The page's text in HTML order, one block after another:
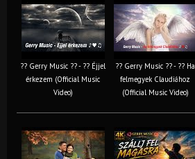
?? Gerry Music ?? - ?? Éjjel
érkezem (Official Music
Video)
?? Gerry Music ?? - ?? Ha
felmegyek Claudiához
(Official Music Video)